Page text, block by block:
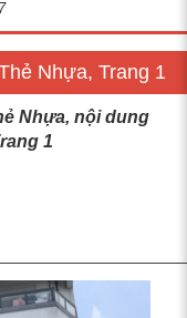
Nhựa, Trang 1
Nhựa, nội dung
1